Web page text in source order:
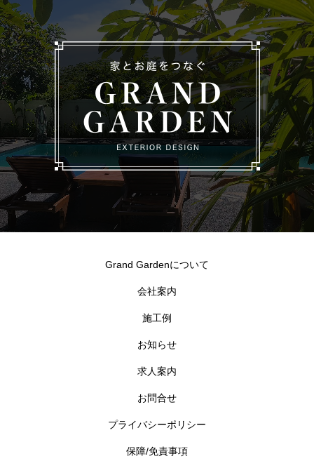
Grand Gardenについて
会社案内
施工例
お知らせ
求人案内
お問合せ
プライバシーポリシー
保障/免責事項